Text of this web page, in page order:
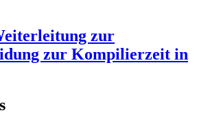
zur
zur Kompilierzeit in